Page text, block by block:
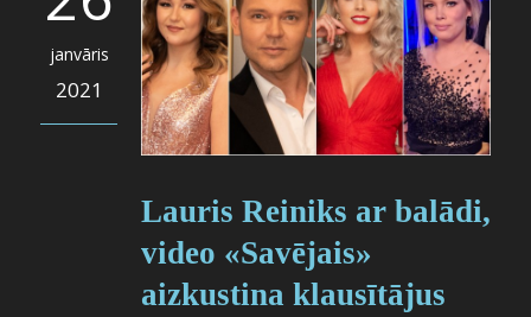
janvāris
2021
Lauris Reiniks ar balādi,
video «Savējais»
aizkustina klausītājus